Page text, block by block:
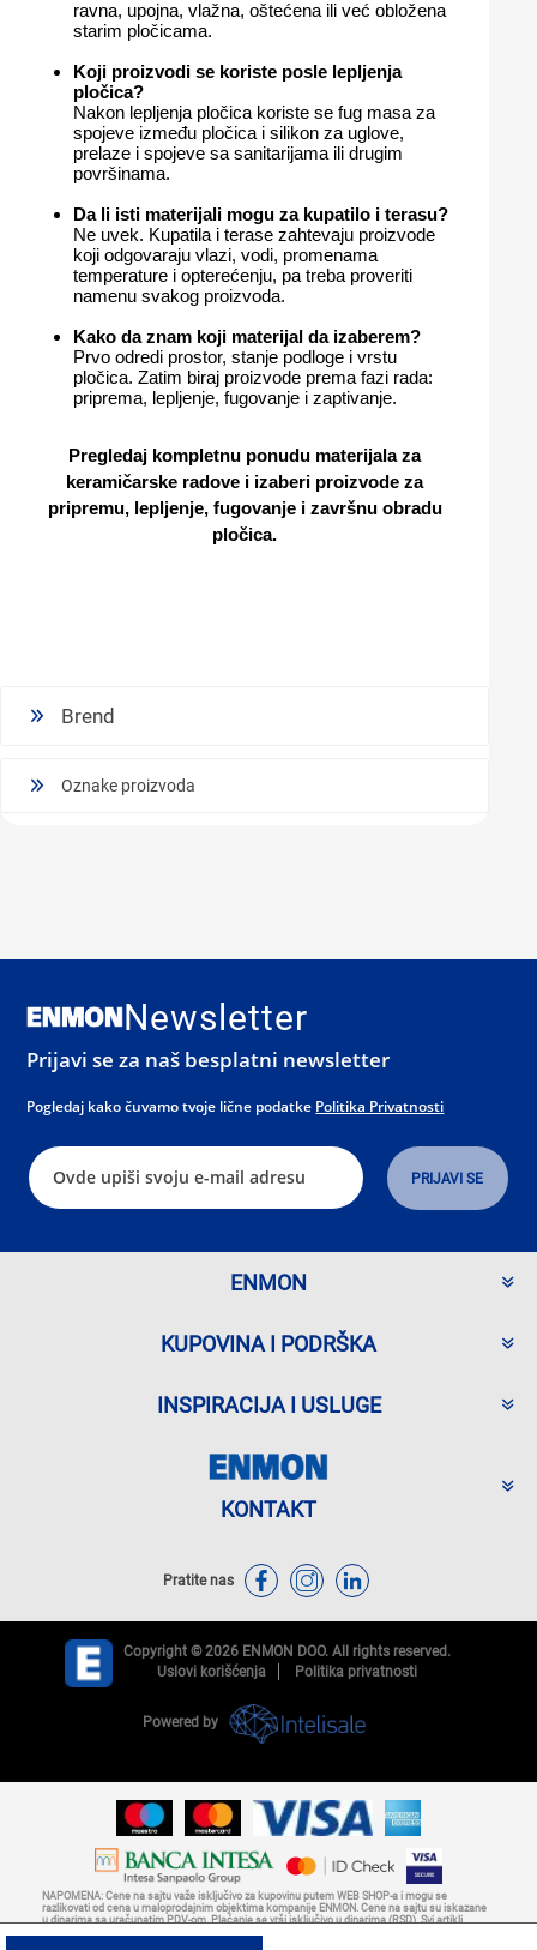
ravna, upojna, vlažna, oštećena ili već obložena
starim pločicama.
Koji proizvodi se koriste posle lepljenja
pločica?
Nakon lepljenja pločica koriste se fug masa za
spojeve između pločica i silikon za uglove,
prelaze i spojeve sa sanitarijama ili drugim
površinama.
Da li isti materijali mogu za kupatilo i terasu?
Ne uvek. Kupatila i terase zahtevaju proizvode
koji odgovaraju vlazi, vodi, promenama
temperature i opterećenju, pa treba proveriti
namenu svakog proizvoda.
Kako da znam koji materijal da izaberem?
Prvo odredi prostor, stanje podloge i vrstu
pločica. Zatim biraj proizvode prema fazi rada:
priprema, lepljenje, fugovanje i zaptivanje.
Pregledaj kompletnu ponudu materijala za
keramičarske radove i izaberi proizvode za
pripremu, lepljenje, fugovanje i završnu obradu
pločica.
Brend
Oznake proizvoda
Newsletter
Prijavi se za naš besplatni newsletter
Pogledaj kako čuvamo tvoje lične podatke Politika Privatnosti
ENMON
KUPOVINA I PODRŠKA
INSPIRACIJA I USLUGE
KONTAKT
Pratite nas
Copyright © 2026 ENMON DOO. All rights reserved.
Uslovi korišćenja
Politika privatnosti
Powered by
NAPOMENA: Cene na sajtu važe isključivo za kupovinu putem WEB SHOP-a i mogu se
razlikovati od cena u maloprodajnim objektima kompanije ENMON. Cene na sajtu su iskazane
u dinarima sa uračunatim PDV-om. Plaćanje se vrši isključivo u dinarima (RSD). Svi artikli